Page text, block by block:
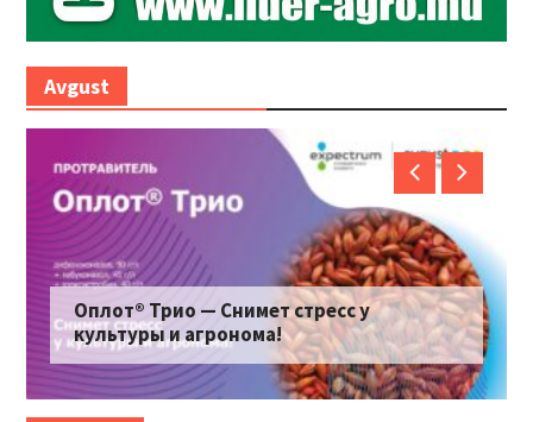
Avgust
Оплот® Трио — Снимет стресс у
культуры и агронома!